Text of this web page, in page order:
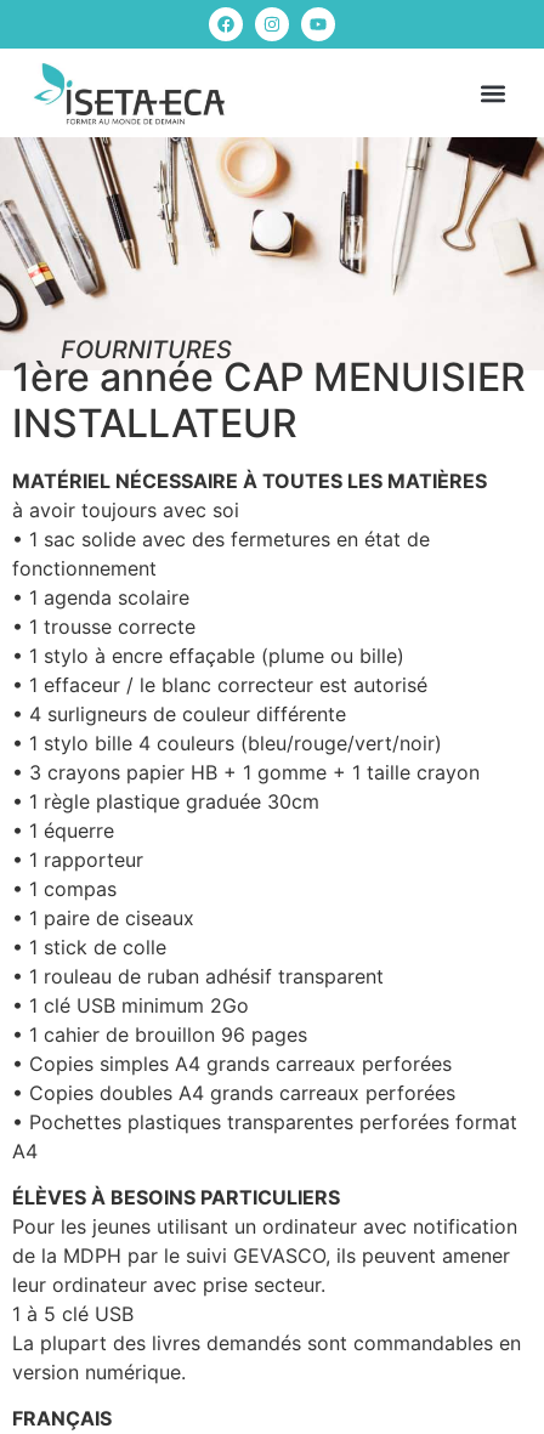
FOURNITURES
1ère année CAP MENUISIER
INSTALLATEUR
MATÉRIEL NÉCESSAIRE À TOUTES LES MATIÈRES
à avoir toujours avec soi
• 1 sac solide avec des fermetures en état de
fonctionnement
• 1 agenda scolaire
• 1 trousse correcte
• 1 stylo à encre effaçable (plume ou bille)
• 1 effaceur / le blanc correcteur est autorisé
• 4 surligneurs de couleur différente
• 1 stylo bille 4 couleurs (bleu/rouge/vert/noir)
• 3 crayons papier HB + 1 gomme + 1 taille crayon
• 1 règle plastique graduée 30cm
• 1 équerre
• 1 rapporteur
• 1 compas
• 1 paire de ciseaux
• 1 stick de colle
• 1 rouleau de ruban adhésif transparent
• 1 clé USB minimum 2Go
• 1 cahier de brouillon 96 pages
• Copies simples A4 grands carreaux perforées
• Copies doubles A4 grands carreaux perforées
• Pochettes plastiques transparentes perforées format
A4
ÉLÈVES À BESOINS PARTICULIERS
Pour les jeunes utilisant un ordinateur avec notification
de la MDPH par le suivi GEVASCO, ils peuvent amener
leur ordinateur avec prise secteur.
1 à 5 clé USB
La plupart des livres demandés sont commandables en
version numérique.
FRANÇAIS